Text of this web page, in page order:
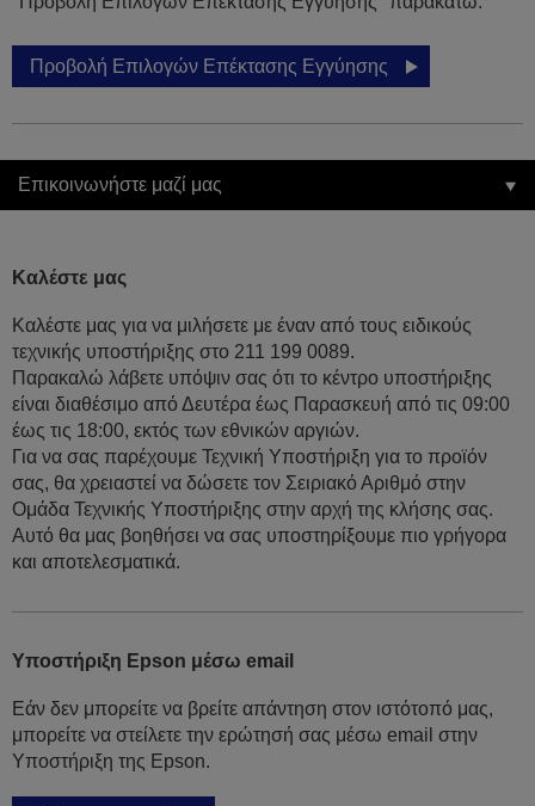
Προβολή Επιλογών Επέκτασης Εγγύησης
Επικοινωνήστε μαζί μας
Καλέστε μας
Καλέστε μας για να μιλήσετε με έναν από τους ειδικούς
τεχνικής υποστήριξης στο 211 199 0089.
Παρακαλώ λάβετε υπόψιν σας ότι το κέντρο υποστήριξης
είναι διαθέσιμο από Δευτέρα έως Παρασκευή από τις 09:00
έως τις 18:00, εκτός των εθνικών αργιών.
Για να σας παρέχουμε Τεχνική Υποστήριξη για το προϊόν
σας, θα χρειαστεί να δώσετε τον Σειριακό Αριθμό στην
Ομάδα Τεχνικής Υποστήριξης στην αρχή της κλήσης σας.
Αυτό θα μας βοηθήσει να σας υποστηρίξουμε πιο γρήγορα
και αποτελεσματικά.
Υποστήριξη Epson μέσω email
Εάν δεν μπορείτε να βρείτε απάντηση στον ιστότοπό μας,
μπορείτε να στείλετε την ερώτησή σας μέσω email στην
Υποστήριξη της Epson.